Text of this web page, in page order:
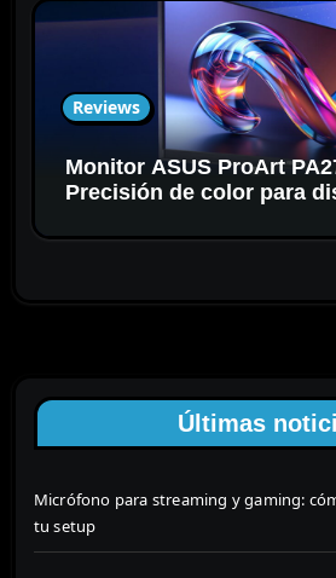
Reviews
Monitor ASUS ProArt
Precisión de color para
Últimas
Micrófono para streaming y gaming:
tu setup